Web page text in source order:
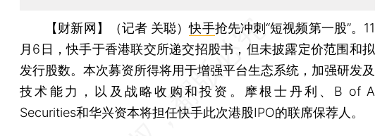
【财新网】（记者 关聪）快手抢先冲刺“短视频第一股”。11
月6日，快手于香港联交所递交招股书，但未披露定价范围和拟
发行股数。本次募资所得将用于增强平台生态系统，加强研发及
技术能力，以及战略收购和投资。摩根士丹利、B of A
Securities和华兴资本将担任快手此次港股IPO的联席保荐人。